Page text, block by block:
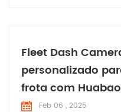
Fleet Dash
personalizado
frota com Huabao
Feb 06 , 2025